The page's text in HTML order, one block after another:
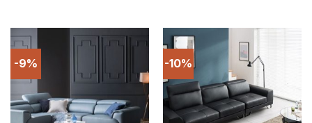
-9% -10%